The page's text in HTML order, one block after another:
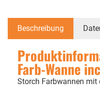
Beschreibung
Farb-Wanne
Storch Farbwannen mit